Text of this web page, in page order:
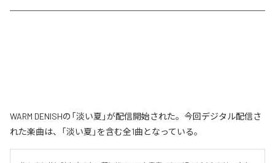
WARM DENISHの「淡い夏」が配信開始された。今回デジタル配信さ
れた楽曲は、「淡い夏」を含む全1曲となっている。